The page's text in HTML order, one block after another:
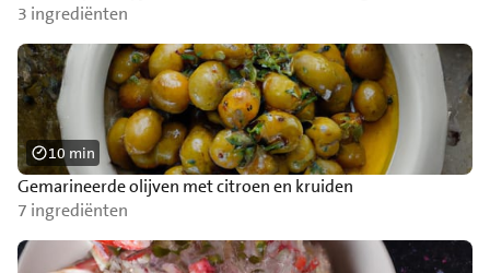
3 ingrediënten
Gemarineerde olijven met citroen en kruiden
7 ingrediënten
10 min